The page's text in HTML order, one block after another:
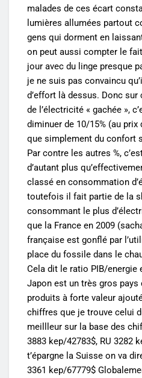
malades de ces écart
lumières allumées partout
gens qui dorment en
on peut aussi compter le
jour avec du linge presque
je ne suis pas convaincu
d’effort là dessus. Donc sur
de l’électricité « gachée »,
diminuer de 10/15% (au prix
que simplement du confort
Par contre les autres %,
d’autant plus
classé en consommation
toutefois il fait partie de la
consommant le plus
que la France en 2009
française est gonflé par
place du fossile dans le
Cela dit le ratio PIB/energie
Japon est un très gros pays
produits à forte valeur
chiffres que je trouve celui
meillleur sur la base des
3883 kep/42783$, RU 3282
t’épargne la Suisse on va
3361 kep/67779$